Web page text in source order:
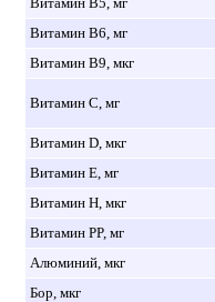
Витамин B6, мг
Витамин B9, мкг
Витамин C, мг
Витамин D, мкг
Витамин E, мг
Витамин H, мкг
Витамин PP, мг
Алюминий, мкг
Бор, мкг